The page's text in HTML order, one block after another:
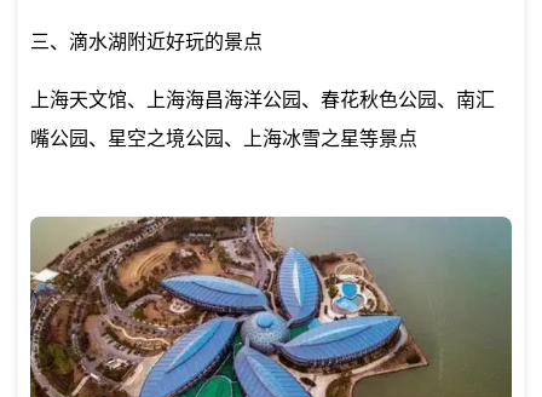
三、滴水湖附近好玩的景点
上海天文馆、上海海昌海洋公园、春花秋色公园、南汇
嘴公园、星空之境公园、上海冰雪之星等景点